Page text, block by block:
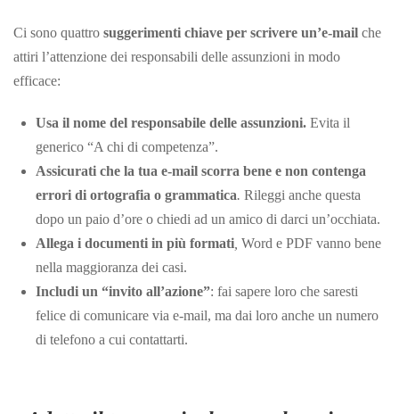
Ci sono quattro suggerimenti chiave per scrivere un’e-mail che
attiri l’attenzione dei responsabili delle assunzioni in modo
efficace:
Usa il nome del responsabile delle assunzioni. Evita il
generico “A chi di competenza”.
Assicurati che la tua e-mail scorra bene e non contenga
errori di ortografia o grammatica. Rileggi anche questa
dopo un paio d’ore o chiedi ad un amico di darci un’occhiata.
Allega i documenti in più formati Word e PDF vanno bene
nella maggioranza dei casi.
Includi un “invito all’azione”: fai sapere loro che saresti
felice di comunicare via e-mail, ma dai loro anche un numero
di telefono a cui contattarti.